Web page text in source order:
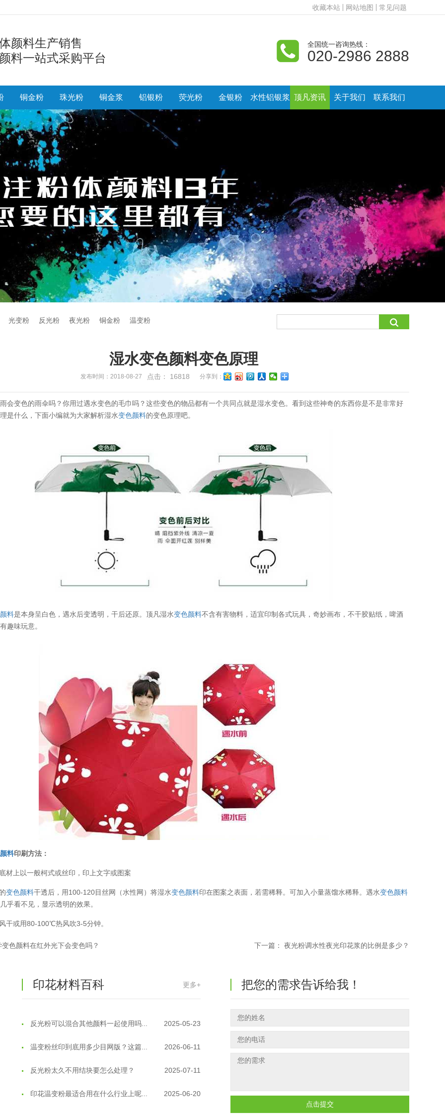
收藏本站 网站地图 常见问题
颜料生产销售
料一站式采购平台
全国统一咨询热线：
020-2986 2888
铜金粉 珠光粉 铜金浆 铝银粉 荧光粉 金银粉 水性铝银浆 顶凡资讯 关于我们 联系我们
光变粉 反光粉 夜光粉 铜金粉 温变粉
湿水变色颜料变色原理
发布时间：2018-08-27 点击： 16818 分享到：
会变色的雨伞吗？你用过遇水变色的毛巾吗？这些变色的物品都有一个共同点就是湿水变色。看到这些神奇的东西你是不是非常好
是什么，下面小编就为大家解析湿水变色颜料的变色原理吧。
料是本身呈白色，遇水后变透明，干后还原。顶凡湿水变色颜料不含有害物料，适宜印制各式玩具，奇妙画布，不干胶贴纸，啤酒
趣味玩意。
料印刷方法：
材上以一般柯式或丝印，印上文字或图案
变色颜料干透后，用100-120目丝网（水性网）将湿水变色颜料印在图案之表面，若需稀释。可加入小量蒸馏水稀释。遇水变色颜料
乎看不见，显示透明的效果。
干或用80-100℃热风吹3-5分钟。
变色颜料在红外光下会变色吗？ 下一篇： 夜光粉调水性夜光印花浆的比例是多少？
印花材料百科 更多+
温变粉丝印到底用多少目网版？这篇... 2026-06-11
反光粉太久不用结块要怎么处理？
印花温变粉最适合用在什么行业上呢...
油性反光粉怎么印花效果最好？
超细反光粉怎么印牢度才会更好？ 2025-06-11
反光粉是永久有效的吗？能用多久？
外墙涂料中怎么添加反光粉使用？
反光粉能用在注塑工艺上吗？
把您的需求告诉给我！
点击提交